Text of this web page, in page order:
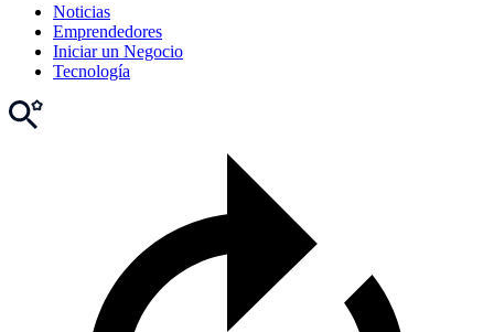
Noticias
Emprendedores
Iniciar un Negocio
Tecnología